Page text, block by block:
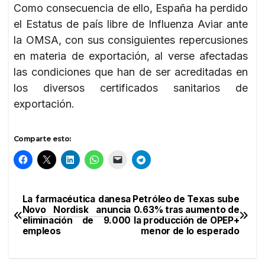
Como consecuencia de ello, España ha perdido
el Estatus de país libre de Influenza Aviar ante
la OMSA, con sus consiguientes repercusiones
en materia de exportación, al verse afectadas
las condiciones que han de ser acreditadas en
los diversos certificados sanitarios de
exportación.
Comparte esto:
Navegación
de
Petróleo de Texas sube
0.63% tras aumento de
la producción de OPEP+
menor de lo esperado
La farmacéutica danesa
Novo Nordisk anuncia
eliminación de 9.000
empleos